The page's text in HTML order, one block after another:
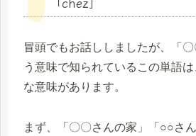
冒頭でもお話ししましたが、「
う意味で知られているこの単語
な意味があります。
まず、「〇〇さんの家」「○○さ